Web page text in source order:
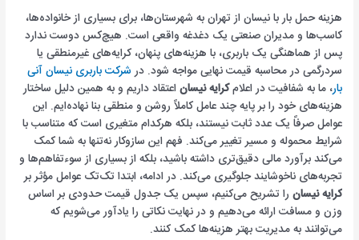
باربری
نیسان
تهران
به
شمال
هزینه حمل بار با نیسان از تهران به شهرستان‌ها، برای بسیاری از خانواده‌ها،
کاسب‌ها و مدیران صنعتی یک دغدغه واقعی است. هیچ‌کس دوست ندارد
پس از هماهنگی یک باربری، با هزینه‌های پنهان، کرایه‌های غیرمنطقی یا
سردرگمی در محاسبه قیمت نهایی مواجه شود. درشرکت باربری نیسان آنی
بار، ما به شفافیت در اعلامکرایه نیسان اعتقاد داریم و به همین دلیل ساختار
هزینه‌های خود را بر پایه چند عامل کاملاً روشن و منطقی بنا نهاده‌ایم. این
عوامل صرفاً یک عدد ثابت نیستند، بلکه هرکدام متغیری است که متناسب با
شرایط محموله و مسیر تغییر می‌کند. فهم این سازوکار نه‌تنها به شما کمک
می‌کند برآورد مالی دقیق‌تری داشته باشید، بلکه از بسیاری از سوءتفاهم‌ها و
تجربه‌های ناخوشایند جلوگیری می‌کند. در ادامه، ابتدا تک‌تک عوامل مؤثر بر
کرایه نیسان را تشریح می‌کنیم، سپس یک جدول قیمت حدودی بر اساس
وزن و مسافت ارائه می‌دهیم و در نهایت نکاتی را یادآور می‌شویم که
می‌توانند به مدیریت بهتر هزینه‌ها کمک کنند.